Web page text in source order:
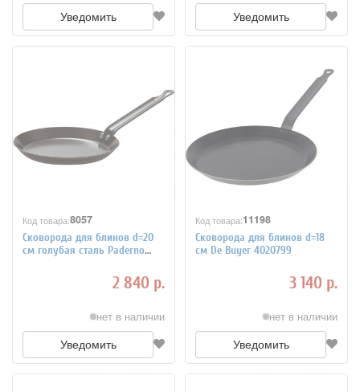
Уведомить Уведомить
Код товара:8057
Сковорода для блинов d=20
см голубая сталь Paderno
2 840 р.
нет в наличии
Уведомить
Код товара:11198
Сковорода для блинов d=18
см De Buyer 4020799
3 140 р.
нет в наличии
Уведомить